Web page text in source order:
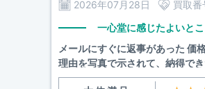
2026年07月28日
買取番
一心堂に感じたよいと
メールにすぐに返事があった 価
理由を写真で示されて、納得で